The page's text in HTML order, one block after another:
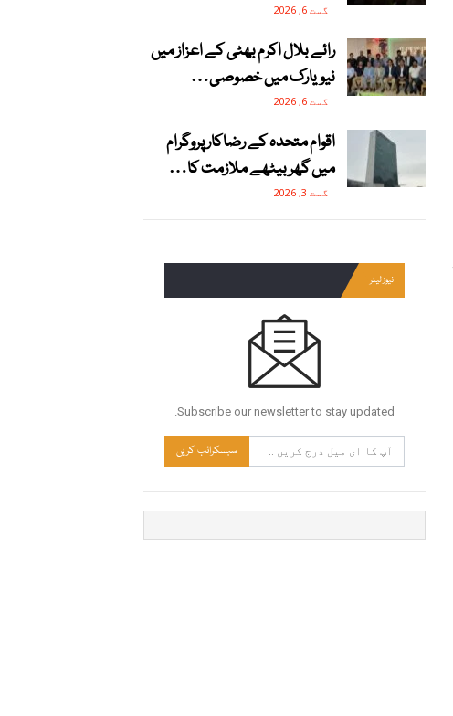
اگست 6, 2026
رائے بلال اکرم بھٹی کے اعزاز میں
نیویارک میں خصوصی…
اگست 6, 2026
اقوام متحدہ کے رضاکار پروگرام
میں گھر بیٹھے ملازمت کا…
اگست 3, 2026
نیوز لیٹر
Subscribe our newsletter to stay updated.
سبسکرائب کریں